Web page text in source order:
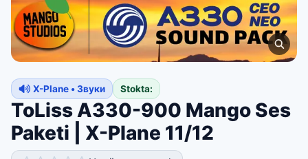
X-Plane • Звуки Stokta:
ToLiss A330-900 Mango Ses
Paketi | X-Plane 11/12